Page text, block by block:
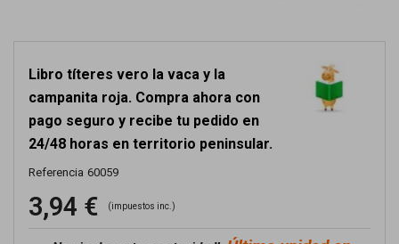
Libro títeres vero la vaca y la
campanita roja. Compra ahora con
pago seguro y recibe tu pedido en
24/48 horas en territorio peninsular.
Referencia 60059
3,94 € (impuestos inc.)